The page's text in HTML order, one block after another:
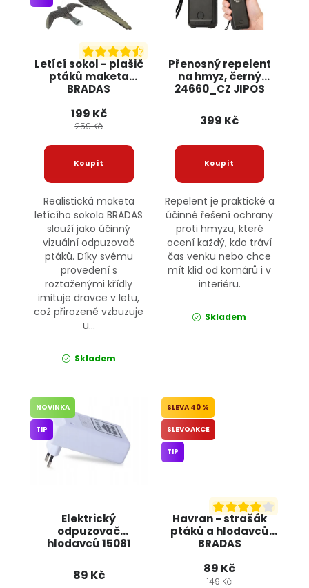
Letící sokol - plašič
ptáků maketa
BRADAS
199 Kč
259 Kč
Realistická maketa
letícího sokola BRADAS
slouží jako účinný
vizuální odpuzovač
ptáků. Díky svému
provedení s
roztaženými křídly
imituje dravce v letu,
což přirozeně vzbuzuje
u...
Skladem
Přenosný repelent
na hmyz, černý
24660_CZ JIPOS
399 Kč
Repelent je praktické a
účinné řešení ochrany
proti hmyzu, které
ocení každý, kdo tráví
čas venku nebo chce
mít klid od komárů i v
interiéru.
Skladem
Elektrický
odpuzovač
hlodavců 15081
NOVINKA
TIP
89 Kč
Havran - strašák
ptáků a hlodavců
BRADAS
40 %
SLEVOAKCE
TIP
89 Kč
149 Kč